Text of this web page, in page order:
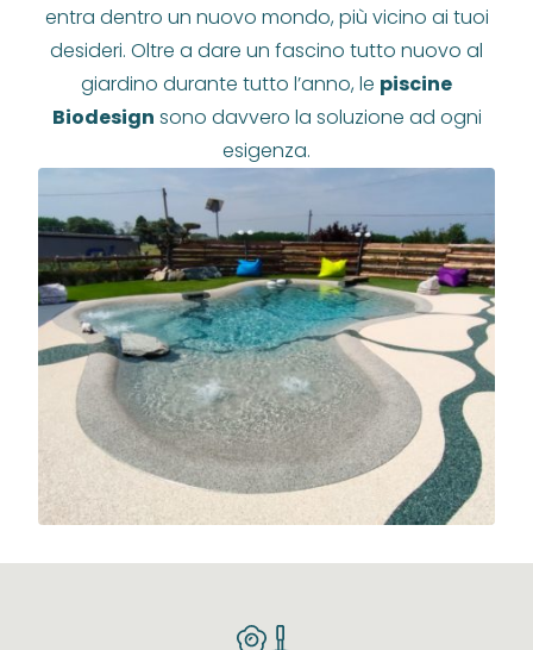
entra dentro un nuovo mondo, più vicino ai tuoi
desideri. Oltre a dare un fascino tutto nuovo al
giardino durante tutto l’anno, le piscine
Biodesign sono davvero la soluzione ad ogni
esigenza.